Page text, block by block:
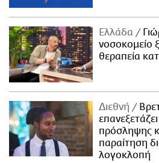
Ελλάδα
νοσοκομείο
θεραπεία
Διεθνή
επανεξετάζει
πρόσληψης
παραίτηση
λογοκλοπή